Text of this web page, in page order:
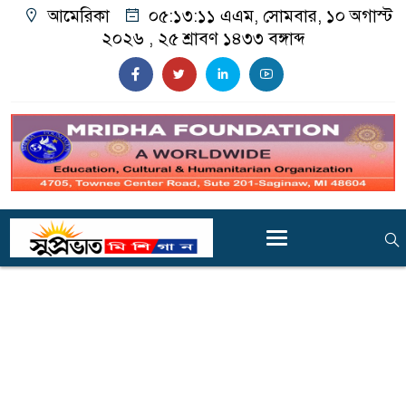
আমেরিকা ০৫:১৩:১২ এএম, সোমবার, ১০ অগাস্ট
২০২৬ , ২৫ শ্রাবণ ১৪৩৩ বঙ্গাব্দ